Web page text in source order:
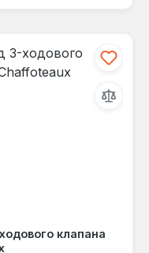
клапана